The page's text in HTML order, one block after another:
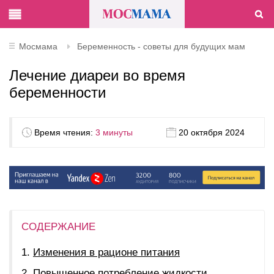
Мосмама Беременность - советы для будущих мам
Лечение диареи во время
беременности
Время чтения: 3 минуты 20 октября 2024
СОДЕРЖАНИЕ
Изменения в рационе питания